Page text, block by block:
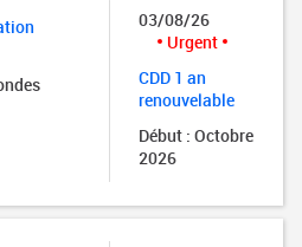
03/08/26
Urgent
CDD 1 an
renouvelable
Début : Octobre
2026